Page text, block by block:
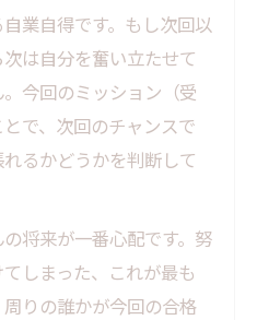
業自得です。もし次回以
は自分を奮い立たせて
今回のミッション（受
で、次回のチャンスで
るかどうかを判断して
将来が一番心配です。努
しまった、これが最も
りの誰かが今回の合格